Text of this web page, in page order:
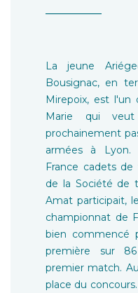
La jeune
Bousignac, en
Mirepoix, est l'un
Marie qui
prochainement
armées à
France cadets
de la Société de
Amat participait,
championnat de
bien commencé
première sur
premier match.
place du